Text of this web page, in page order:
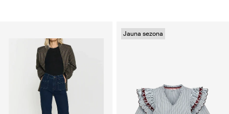
Jauna sezona